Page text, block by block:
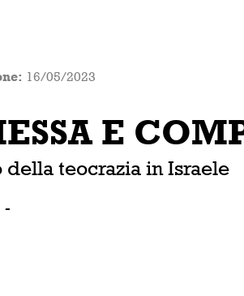
16/05/2023
E
teocrazia in Israele
-